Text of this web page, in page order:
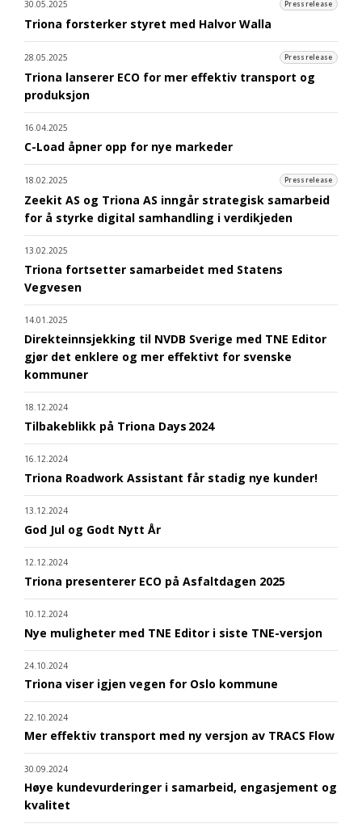
30.05.2025 Pressrelease
Triona forsterker styret med Halvor Walla
28.05.2025 Pressrelease
Triona lanserer ECO for mer effektiv transport og
produksjon
16.04.2025
C-Load åpner opp for nye markeder
18.02.2025 Pressrelease
Zeekit AS og Triona AS inngår strategisk samarbeid
for å styrke digital samhandling i verdikjeden
13.02.2025
Triona fortsetter samarbeidet med Statens
Vegvesen
14.01.2025
Direkteinnsjekking til NVDB Sverige med TNE Editor
gjør det enklere og mer effektivt for svenske
kommuner
18.12.2024
Tilbakeblikk på Triona Days 2024
16.12.2024
Triona Roadwork Assistant får stadig nye kunder!
13.12.2024
God Jul og Godt Nytt År
12.12.2024
Triona presenterer ECO på Asfaltdagen 2025
10.12.2024
Nye muligheter med TNE Editor i siste TNE-versjon
24.10.2024
Triona viser igjen vegen for Oslo kommune
22.10.2024
Mer effektiv transport med ny versjon av TRACS Flow
30.09.2024
Høye kundevurderinger i samarbeid, engasjement og
kvalitet